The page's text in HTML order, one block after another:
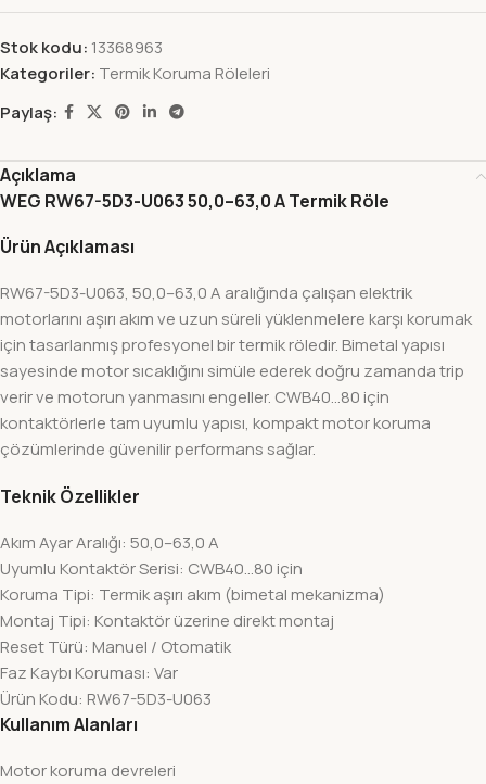
Stok kodu: 13368963
Kategoriler: Termik Koruma Röleleri
Paylaş:
Açıklama
WEG RW67-5D3-U063 50,0–63,0 A Termik Röle
Ürün Açıklaması
RW67-5D3-U063, 50,0–63,0 A aralığında çalışan elektrik
motorlarını aşırı akım ve uzun süreli yüklenmelere karşı korumak
için tasarlanmış profesyonel bir termik röledir. Bimetal yapısı
sayesinde motor sıcaklığını simüle ederek doğru zamanda trip
verir ve motorun yanmasını engeller. CWB40…80 için
kontaktörlerle tam uyumlu yapısı, kompakt motor koruma
çözümlerinde güvenilir performans sağlar.
Teknik Özellikler
Akım Ayar Aralığı: 50,0–63,0 A
Uyumlu Kontaktör Serisi: CWB40…80 için
Koruma Tipi: Termik aşırı akım (bimetal mekanizma)
Montaj Tipi: Kontaktör üzerine direkt montaj
Reset Türü: Manuel / Otomatik
Faz Kaybı Koruması: Var
Ürün Kodu: RW67-5D3-U063
Kullanım Alanları
Motor koruma devreleri